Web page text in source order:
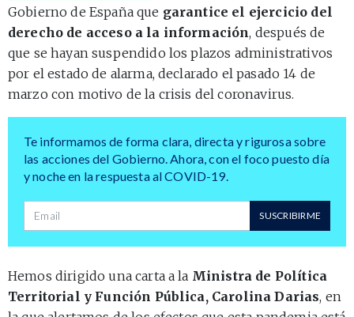
Gobierno de España que garantice el ejercicio del
derecho de acceso a la información, después de
que se hayan suspendido los plazos administrativos
por el estado de alarma, declarado el pasado 14 de
marzo con motivo de la crisis del coronavirus.
Te informamos de forma clara, directa y rigurosa sobre
las acciones del Gobierno. Ahora, con el foco puesto día
y noche en la respuesta al COVID-19.
Dirección de correo SUSCRIBIRME
Hemos dirigido una carta a la Ministra de Política
Territorial y Función Pública, Carolina Darias, en